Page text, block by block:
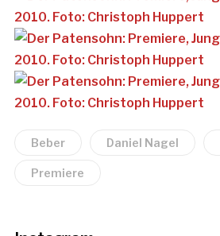
Beber Daniel Nagel
Premiere